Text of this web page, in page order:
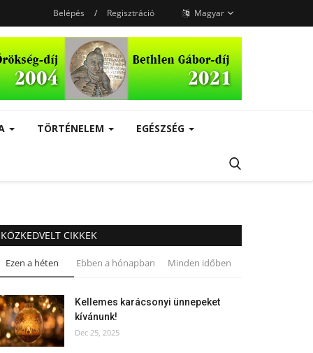
Belépés / Regisztráció Magyar
TÖRTÉNELEM EGÉSZSÉG
KÖZKEDVELT CIKKEK
Ezen a héten Ebben a hónapban Minden időben
Kellemes karácsonyi ünnepeket
kívánunk!
Dec 25, 2025